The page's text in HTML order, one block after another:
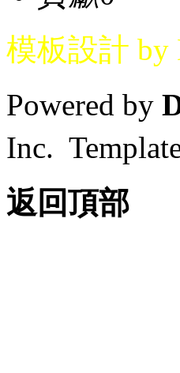
模板設計 by
Powered by
Inc.
返回頂部